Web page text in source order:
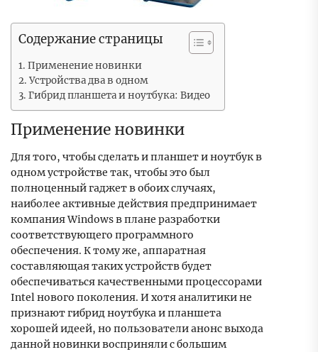
Содержание страницы
Применение новинки
Устройства два в одном
Гибрид планшета и ноутбука: Видео
Применение новинки
Для того, чтобы сделать и планшет и ноутбук в
одном устройстве так, чтобы это был
полноценный гаджет в обоих случаях,
наиболее активные действия предпринимает
компания Windows в плане разработки
соответствующего программного
обеспечения. К тому же, аппаратная
составляющая таких устройств будет
обеспечиваться качественными процессорами
Intel нового поколения. И хотя аналитики не
признают гибрид ноутбука и планшета
хорошей идеей, но пользователи анонс выхода
данной новинки восприняли с большим